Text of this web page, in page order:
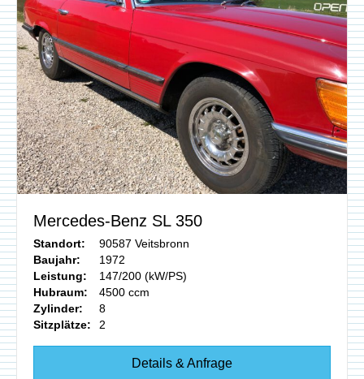
Mercedes-Benz SL 350
Standort:
90587 Veitsbronn
Baujahr:
1972
Leistung:
147/200 (kW/PS)
Hubraum:
4500 ccm
Zylinder:
8
Sitzplätze:
2
Details & Anfrage